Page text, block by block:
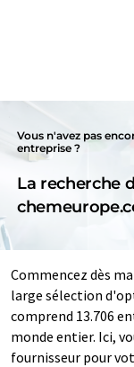
Vous n'avez pas
entreprise ?
La recherche
Commencez dès
large sélection
comprend 13.706
monde entier. Ici,
fournisseur pour